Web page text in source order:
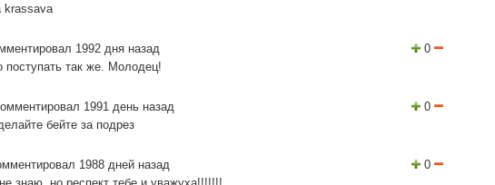
krassava
0
1992 дня назад
так же. Молодец!
0
1991 день назад
бейте за подрез
0
1988 дней назад